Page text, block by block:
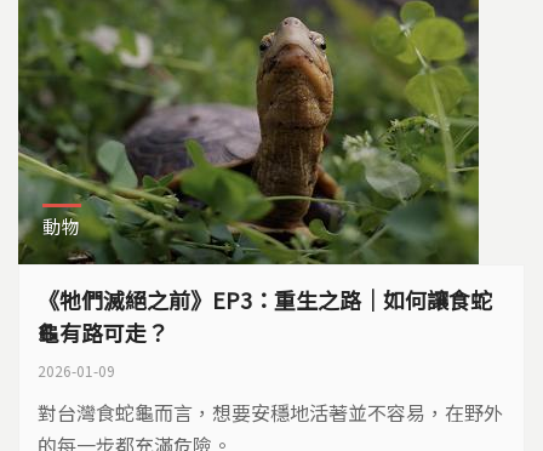
動物
《牠們滅絕之前》EP3：重生之路｜如何讓食蛇
龜有路可走？
2026-01-09
對台灣食蛇龜而言，想要安穩地活著並不容易，在野外
的每一步都充滿危險。